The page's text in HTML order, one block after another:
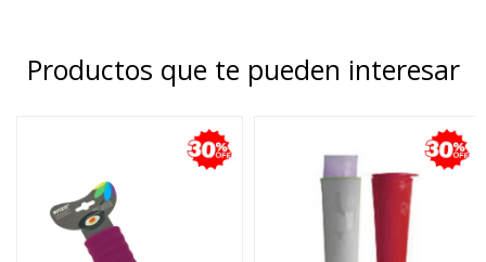
Productos que te pueden interesar